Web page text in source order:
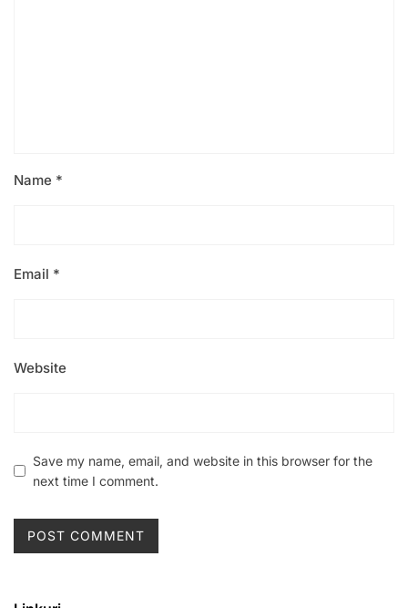
Name *
Email *
Website
Save my name, email, and website in this browser for the
next time I comment.